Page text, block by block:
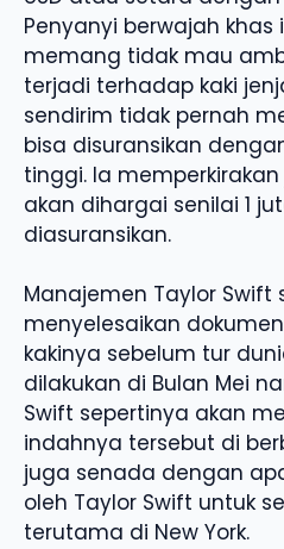
Penyanyi berwajah khas
memang tidak mau
terjadi terhadap kaki
sendirim tidak pernah
bisa disuransikan
tinggi. Ia
akan dihargai senilai 1
diasuransikan.
Manajemen Taylor Swift
menyelesaikan
kakinya sebelum tur
dilakukan di Bulan Mei
Swift sepertinya akan
indahnya tersebut di
juga senada dengan
oleh Taylor Swift untuk
terutama di New York.